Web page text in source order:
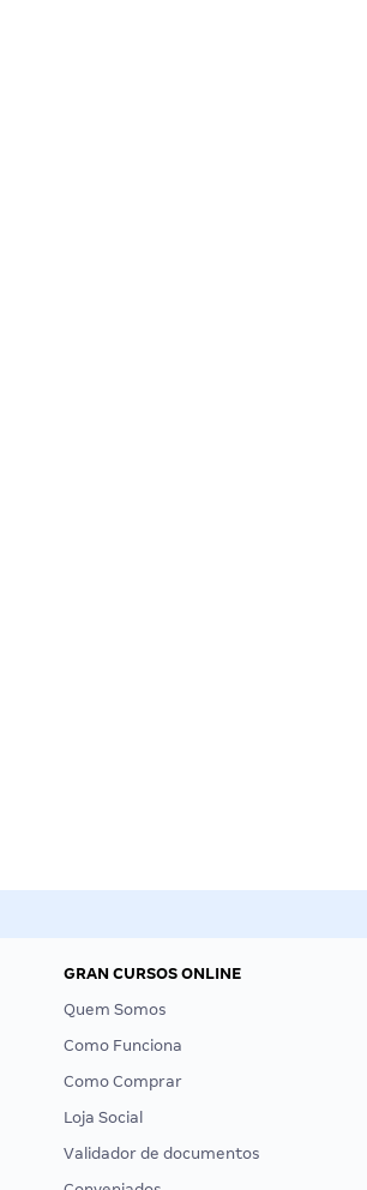
GRAN CURSOS ONLINE
Quem Somos
Como Funciona
Como Comprar
Loja Social
Validador de documentos